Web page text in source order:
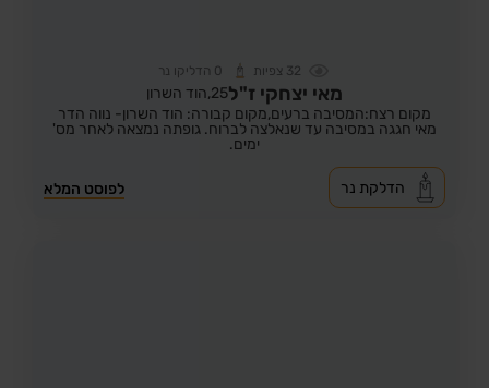
32 צפיות 0 הדליקו נר
מאי יצחקי ז"ל25, הוד השרון
מקום רצח:המסיבה ברעים,מקום קבורה: הוד השרון- נווה הדר
מאי חגגה במסיבה עד שנאלצה לברוח. גופתה נמצאה לאחר מס'
ימים.
לפוסט המלא הדלקת נר